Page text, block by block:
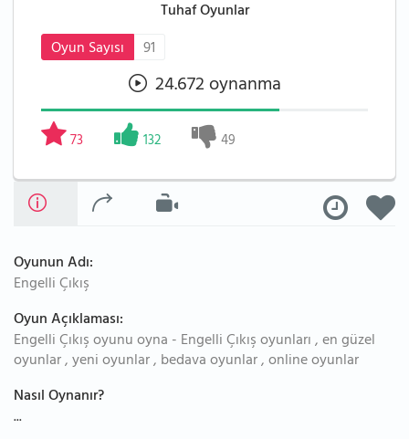
Tuhaf Oyunlar
Oyun Sayısı
91
24.672 oynanma
73 132 49
Oyunun Adı:
Engelli Çıkış
Oyun Açıklaması:
Engelli Çıkış oyunu oyna - Engelli Çıkış oyunları , en güzel
oyunlar , yeni oyunlar , bedava oyunlar , online oyunlar
Nasıl Oynanır?
...